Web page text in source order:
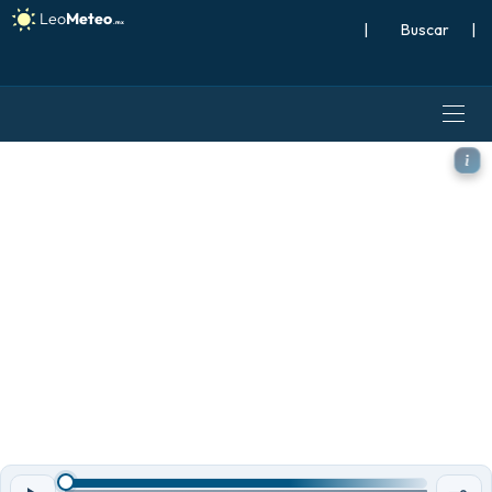
| |
GFS modelo - Sudeste